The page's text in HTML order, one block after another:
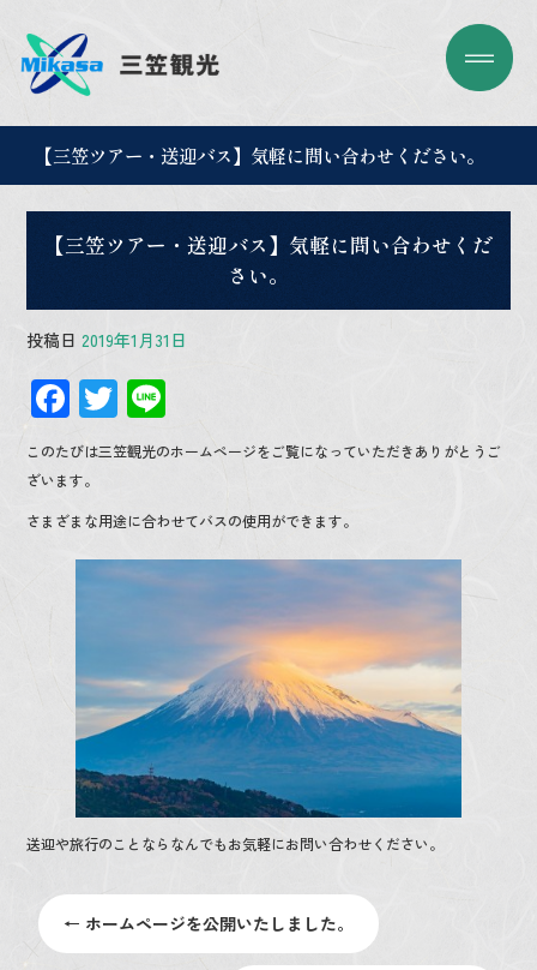
【三笠ツアー・送迎バス】気軽に問い合わせください。
【三笠ツアー・送迎バス】気軽に問い合わせくだ
さい。
投稿日 2019年1月31日
F
ac
e
b
o
o
T
wi
tt
er
n
e
このたびは三笠観光のホームページをご覧になっていただきありがとうご
ざいます。
さまざまな用途に合わせてバスの使用ができます。
送迎や旅行のことならなんでもお気軽にお問い合わせください。
← ホームページを公開いたしました。